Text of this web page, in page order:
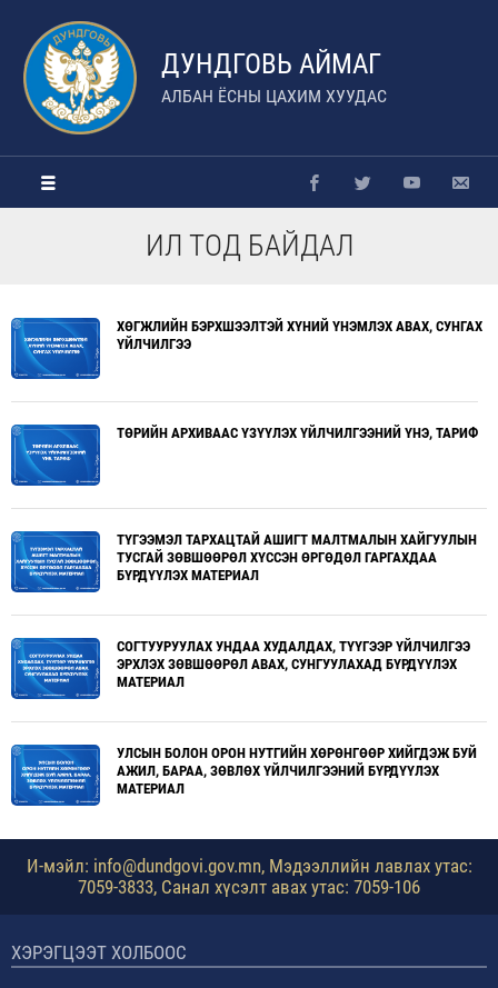
ДУНДГОВЬ АЙМАГ
АЛБАН ЁСНЫ ЦАХИМ ХУУДАС
ИЛ ТОД БАЙДАЛ
ХӨГЖЛИЙН БЭРХШЭЭЛТЭЙ ХҮНИЙ ҮНЭМЛЭХ АВАХ, СУНГАХ
ҮЙЛЧИЛГЭЭ
ТӨРИЙН АРХИВААС ҮЗҮҮЛЭХ ҮЙЛЧИЛГЭЭНИЙ ҮНЭ, ТАРИФ
ТҮГЭЭМЭЛ ТАРХАЦТАЙ АШИГТ МАЛТМАЛЫН ХАЙГУУЛЫН
ТУСГАЙ ЗӨВШӨӨРӨЛ ХҮССЭН ӨРГӨДӨЛ ГАРГАХДАА
БҮРДҮҮЛЭХ МАТЕРИАЛ
СОГТУУРУУЛАХ УНДАА ХУДАЛДАХ, ТҮҮГЭЭР ҮЙЛЧИЛГЭЭ
ЭРХЛЭХ ЗӨВШӨӨРӨЛ АВАХ, СУНГУУЛАХАД БҮРДҮҮЛЭХ
МАТЕРИАЛ
УЛСЫН БОЛОН ОРОН НУТГИЙН ХӨРӨНГӨӨР ХИЙГДЭЖ БУЙ
АЖИЛ, БАРАА, ЗӨВЛӨХ ҮЙЛЧИЛГЭЭНИЙ БҮРДҮҮЛЭХ
МАТЕРИАЛ
И-мэйл: info@dundgovi.gov.mn, Мэдээллийн лавлах утас:
7059-3833, Санал хүсэлт авах утас: 7059-106
ХЭРЭГЦЭЭТ ХОЛБООС